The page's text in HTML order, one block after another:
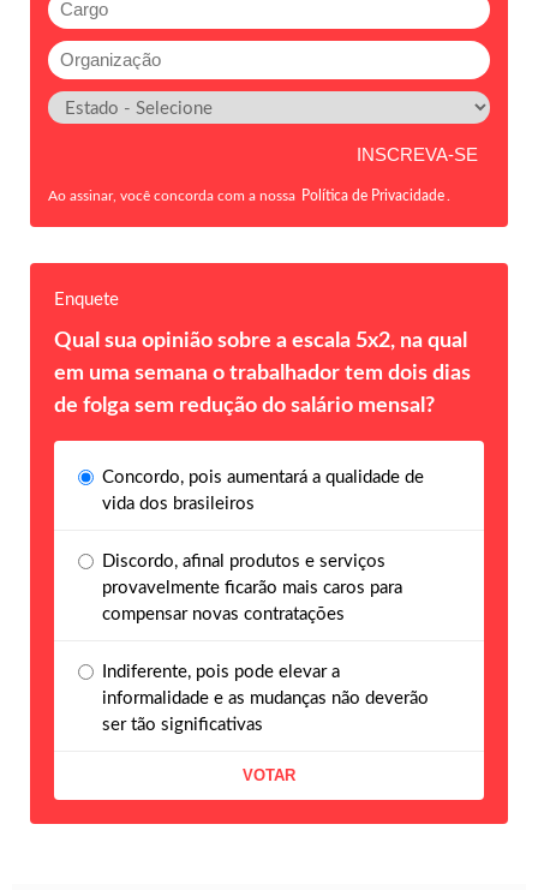
Ao assinar, você concorda com a nossa Política de Privacidade
Enquete
Qual sua opinião sobre a escala 5x2, na qual
em uma semana o trabalhador tem dois dias
de folga sem redução do salário mensal?
Concordo, pois aumentará a qualidade de
vida dos brasileiros
Discordo, afinal produtos e serviços
provavelmente ficarão mais caros para
compensar novas contratações
Indiferente, pois pode elevar a
informalidade e as mudanças não deverão
ser tão significativas